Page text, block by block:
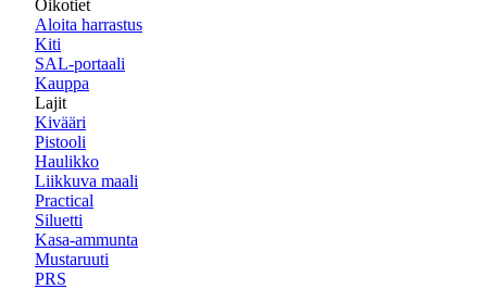
Oikotiet
Aloita harrastus
Kiti
SAL-portaali
Kauppa
Lajit
Kivääri
Pistooli
Haulikko
Liikkuva maali
Practical
Siluetti
Kasa-ammunta
Mustaruuti
PRS